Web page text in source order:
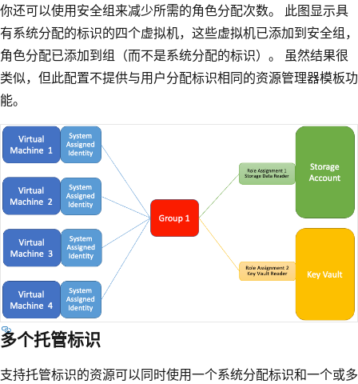
你还可以使用安全组来减少所需的角色分配次数。 此图显示具
有系统分配的标识的四个虚拟机，这些虚拟机已添加到安全组，
角色分配已添加到组（而不是系统分配的标识）。 虽然结果很
类似，但此配置不提供与用户分配标识相同的资源管理器模板功
能。
多个托管标识
支持托管标识的资源可以同时使用一个系统分配标识和一个或多